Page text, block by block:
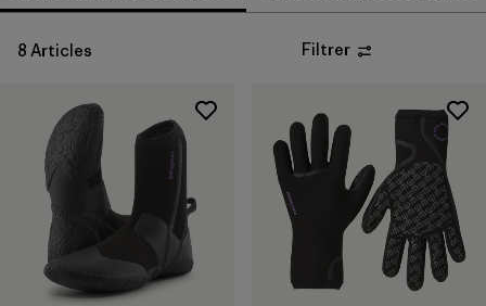
(4)
Filtrer par
Prix
Filtrer par
Caractéristiques
8 Articles Filtrer